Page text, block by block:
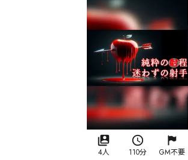
4人 110分 GM不要